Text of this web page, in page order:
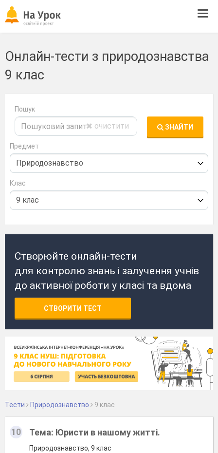
Онлайн-тести з природознавства
9 клас
Пошук
очистити ЗНАЙТИ
Предмет
Клас
Створюйте онлайн-тести
для контролю знань і залучення учнів
до активної роботи у класі та вдома
СТВОРИТИ ТЕСТ
Тести Природознавство 9 клас
10 Тема: Юристи в нашому житті.
Природознавство, 9 клас